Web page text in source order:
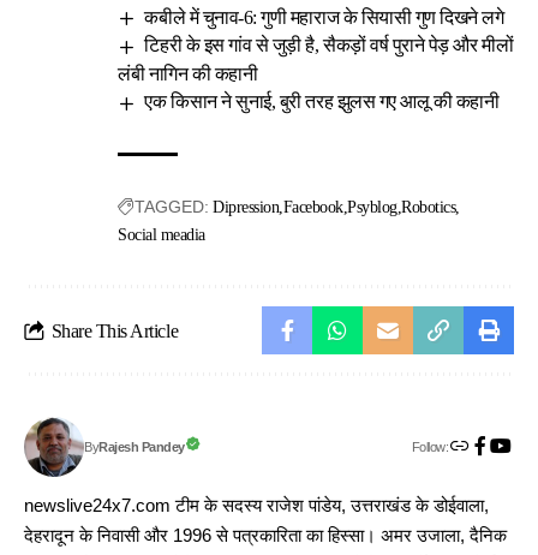
कबीले में चुनाव-6: गुणी महाराज के सियासी गुण दिखने लगे
टिहरी के इस गांव से जुड़ी है, सैकड़ों वर्ष पुराने पेड़ और मीलों
लंबी नागिन की कहानी
एक किसान ने सुनाई, बुरी तरह झुलस गए आलू की कहानी
TAGGED: Dipression Facebook Psyblog Robotics
Social meadia
Share This Article
ByRajesh Pandey Follow:
newslive24x7.com टीम के सदस्य राजेश पांडेय, उत्तराखंड के डोईवाला,
देहरादून के निवासी और 1996 से पत्रकारिता का हिस्सा। अमर उजाला, दैनिक